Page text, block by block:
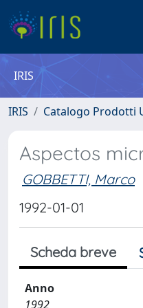
IRIS
IRIS Catalogo Prodotti
Aspectos
GOBBETTI, Marco
1992-01-01
Scheda breve
Anno
1992